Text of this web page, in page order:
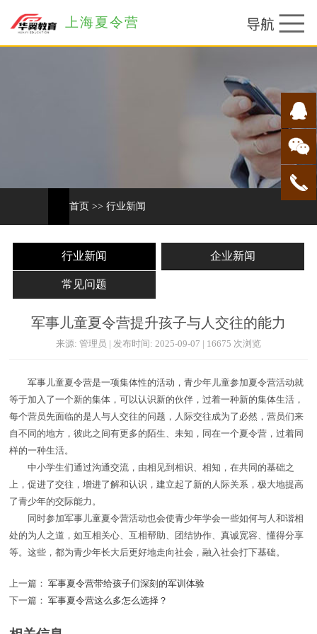
上海夏令营
首页 >> 行业新闻
行业新闻 企业新闻
常见问题
军事儿童夏令营提升孩子与人交往的能力
来源: 管理员 | 发布时间: 2025-09-07 | 16675 次浏览
军事儿童夏令营是一项集体性的活动，青少年儿童参加夏令营活动就
等于加入了一个新的集体，可以认识新的伙伴，过着一种新的集体生活，
每个营员先面临的是人与人交往的问题，人际交往成为了必然，营员们来
自不同的地方，彼此之间有更多的陌生、未知，同在一个夏令营，过着同
样的一种生活。
中小学生们通过沟通交流，由相见到相识、相知，在共同的基础之
上，促进了交往，增进了解和认识，建立起了新的人际关系，极大地提高
了青少年的交际能力。
同时参加军事儿童夏令营活动也会使青少年学会一些如何与人和谐相
处的为人之道，如互相关心、互相帮助、团结协作、真诚宽容、懂得分享
等。这些，都为青少年长大后更好地走向社会，融入社会打下基础。
上一篇： 军事夏令营带给孩子们深刻的军训体验
下一篇： 军事夏令营这么多怎么选择？